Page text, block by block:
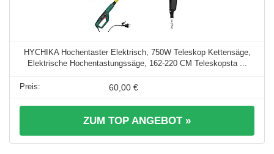
HYCHIKA Hochentaster Elektrisch, 750W Teleskop Kettensäge,
Elektrische Hochentastungssäge, 162-220 CM Teleskopsta ...
60,00 €
ZUM TOP ANGEBOT »